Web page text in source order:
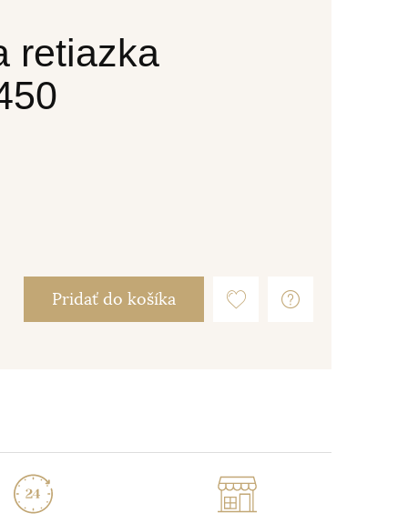
retiazka
Pridať do košíka